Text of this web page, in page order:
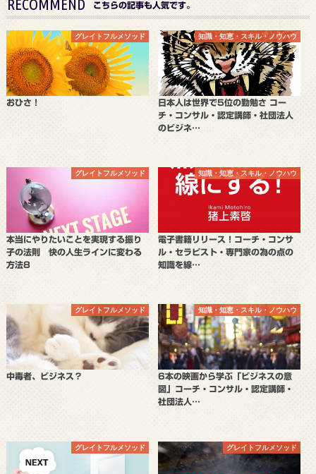
RECOMMEND こちらの記事も人気です。
グレイトフルメソッド
おひさ！
知識・知恵・スキル・ノウハウ
日本人は世界で5位の勤勉さ コー
チ・コンサル・認定講師・社団法人
のビジネ…
グレイトフルメソッド
本当にやりたいことを実現する振り
子の法則 快の人生ラインに変わる
方法8
知識・知恵・スキル・ノウハウ
電子書籍リリース！コーチ・コンサ
ル・セラピスト・専門家の為の点の
知識を線…
グレイトフルメソッド
中毒者、ビジネス？
知識・知恵・スキル・ノウハウ
6本の映画から学ぶ「ビジネスの意
図」コーチ・コンサル・認定講師・
社団法人…
グレイトフルメソッド グレイトフルメソッド